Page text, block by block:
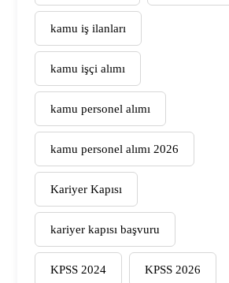
kamu iş ilanları
kamu işçi alımı
kamu personel alımı
kamu personel alımı 2026
Kariyer Kapısı
kariyer kapısı başvuru
KPSS 2024 KPSS 2026